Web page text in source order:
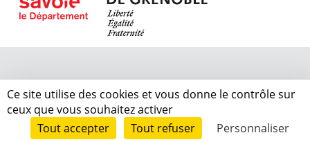
Ce site utilise des cookies et vous donne le contrôle sur
ceux que vous souhaitez activer
Tout accepter
Tout refuser Personnaliser